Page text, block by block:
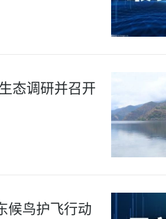
态调研并召开
候鸟护飞行动